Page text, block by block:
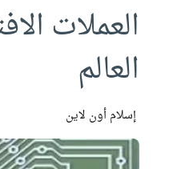
العملات
العالم
إسلام أون لاين